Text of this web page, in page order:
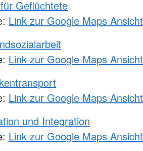
Geflüchtete
Link zur Google Maps Ansicht
Link zur Google Maps Ansicht
Link zur Google Maps Ansicht
und Integration
Link zur Google Maps Ansicht